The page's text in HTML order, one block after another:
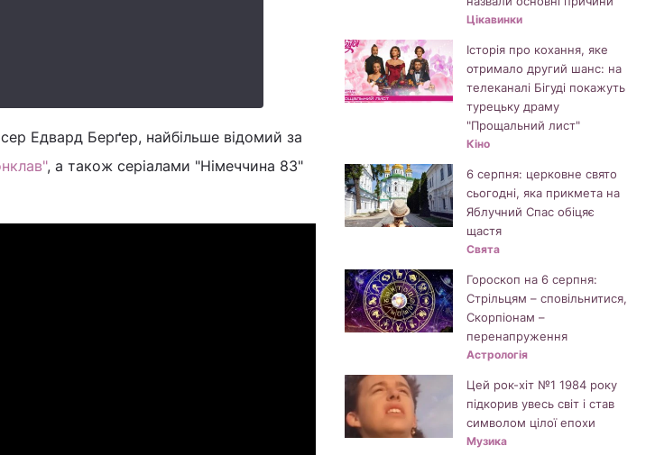
Едвард Берґер, найбільше відомий за
, а також серіалами "Німеччина 83"
Цікавинки
Історія про кохання, яке
отримало другий шанс: на
телеканалі Бігуді покажуть
турецьку драму
"Прощальний лист"
Кіно
6 серпня: церковне свято
сьогодні, яка прикмета на
Яблучний Спас обіцяє
щастя
Свята
Гороскоп на 6 серпня:
Стрільцям – сповільнитися,
Скорпіонам –
перенапруження
Астрологія
Цей рок-хіт №1 1984 року
підкорив увесь світ і став
символом цілої епохи
Музика